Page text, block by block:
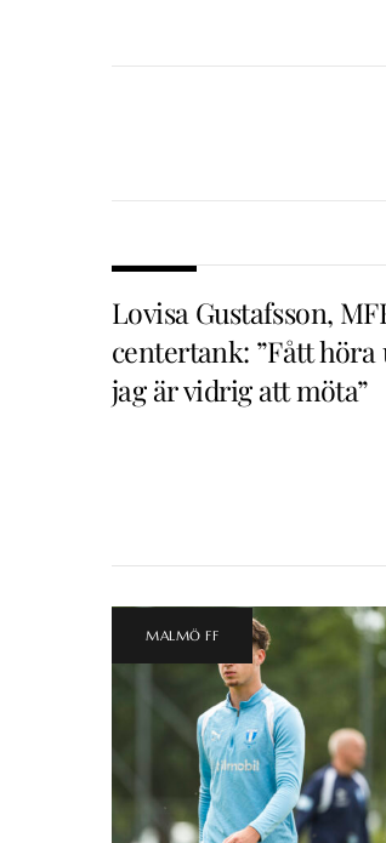
Lovisa Gustafsson,
centertank: ”Fått
jag är vidrig att möta”
MALMÖ FF